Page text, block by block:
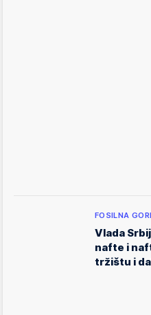
FOSILNA
Vlada
nafte i
tržištu i